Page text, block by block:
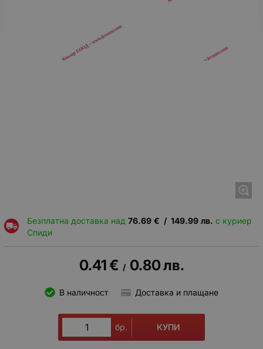
Безплатна доставка над 76.69 € / 149.99 лв. с куриер
Спиди
0.41€ / 0.80лв.
В наличност Доставка и плащане
бр. КУПИ